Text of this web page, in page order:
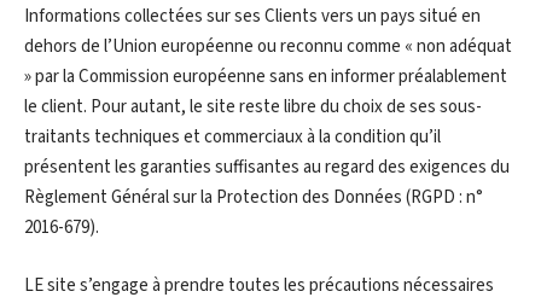
Informations collectées sur ses Clients vers un pays situé en
dehors de l’Union européenne ou reconnu comme « non adéquat
» par la Commission européenne sans en informer préalablement
le client. Pour autant, le site reste libre du choix de ses sous-
traitants techniques et commerciaux à la condition qu’il
présentent les garanties suffisantes au regard des exigences du
Règlement Général sur la Protection des Données (RGPD : n°
2016-679).
LE site s’engage à prendre toutes les précautions nécessaires